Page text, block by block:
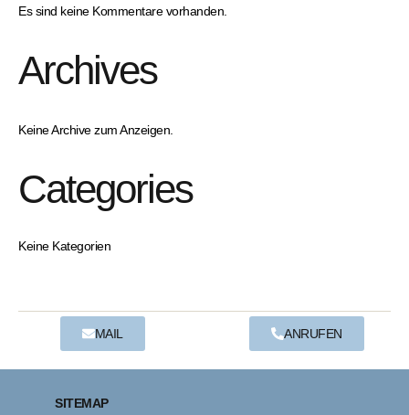
Es sind keine Kommentare vorhanden.
Archives
Keine Archive zum Anzeigen.
Categories
Keine Kategorien
MAIL ANRUFEN
SITEMAP